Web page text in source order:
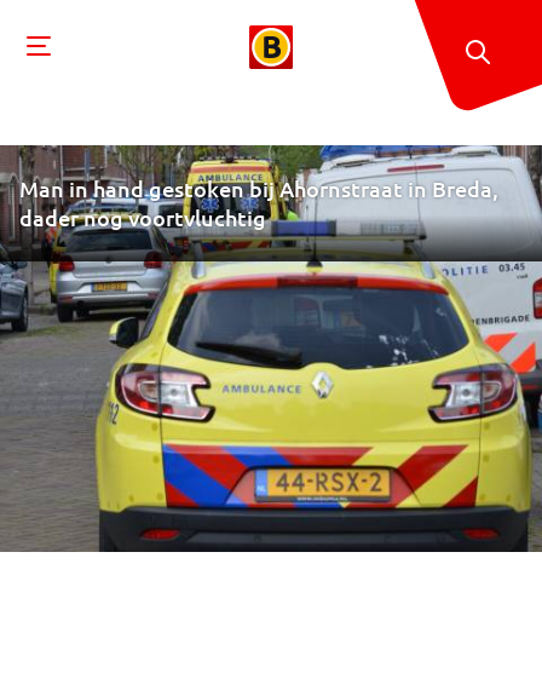
Man in hand gestoken bij Ahornstraat in Breda,
dader nog voortvluchtig